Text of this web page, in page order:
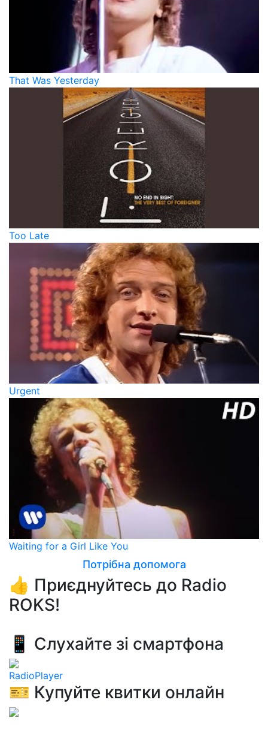
That Was Yesterday
Too Late
Urgent
Waiting for a Girl Like You
Потрібна допомога
👍 Приєднуйтесь до Radio
ROKS!
📱 Слухайте зі смартфона
RadioPlayer
🎫 Купуйте квитки онлайн